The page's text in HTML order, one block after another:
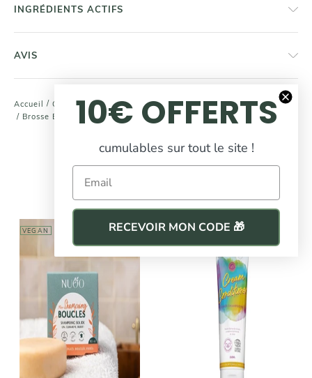
Accueil / Cheveux / Brosses Et Accessoires
/ Brosse En Bois Démêlante Petit Modèle - Picots Souples
INGRÉDIENTS ACTIFS
AVIS
COMPLÉTEZ
votre routine beauté
VEGAN
NUOO
Mon
Shampoing
Boucles - 25ml
VEGAN
LES SECRETS DE
LOLY
Après-
shampoing
Démêlant
Cheveux Fins -
Cream
10€ OFFERTS
cumulables sur tout le site !
Email
RECEVOIR MON CODE 🎁